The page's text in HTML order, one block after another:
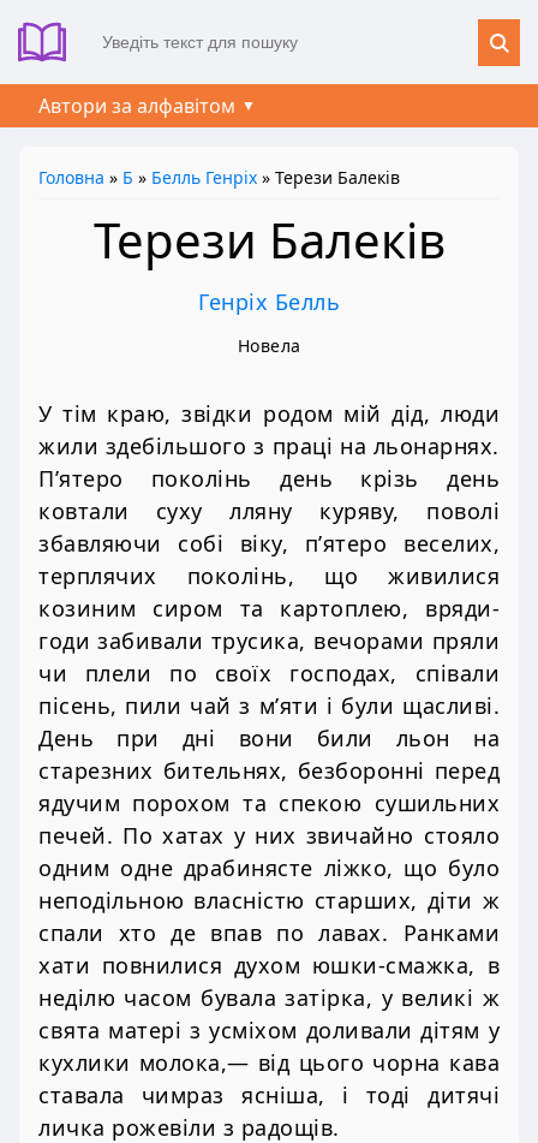
Автори за алфавітом
Головна » Б » Белль Генріх » Терези Балеків
Терези Балеків
Генріх Белль
Новела
У тім краю, звідки родом мій дід, люди
жили здебільшого з праці на льонарнях.
П’ятеро поколінь день крізь день
ковтали суху лляну куряву, поволі
збавляючи собі віку, п’ятеро веселих,
терплячих поколінь, що живилися
козиним сиром та картоплею, вряди-
годи забивали трусика, вечорами пряли
чи плели по своїх господах, співали
пісень, пили чай з м’яти і були щасливі.
День при дні вони били льон на
старезних бительнях, безборонні перед
ядучим порохом та спекою сушильних
печей. По хатах у них звичайно стояло
одним одне драбинясте ліжко, що було
неподільною власністю старших, діти ж
спали хто де впав по лавах. Ранками
хати повнилися духом юшки-смажка, в
неділю часом бувала затірка, у великі ж
свята матері з усміхом доливали дітям у
кухлики молока,— від цього чорна кава
ставала чимраз ясніша, і тоді дитячі
личка рожевіли з радощів.